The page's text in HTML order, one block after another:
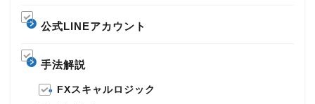
公式LINEアカウント
手法解説
FXスキャルロジック